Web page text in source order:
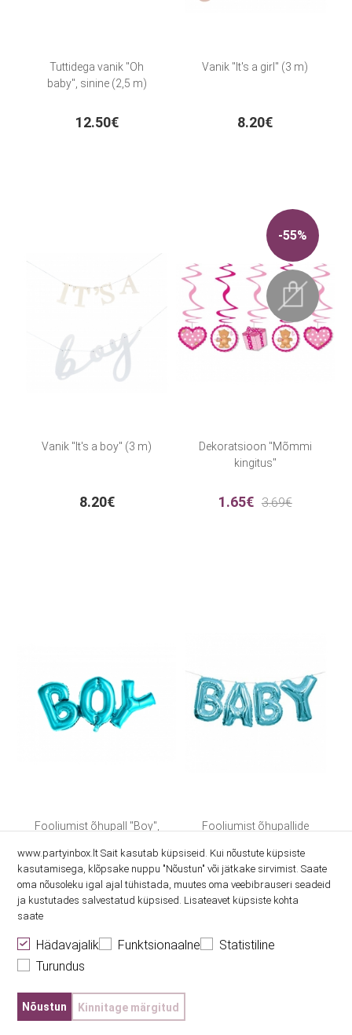
Tuttidega vanik "Oh
baby", sinine (2,5 m)
12.50€
Vanik "It's a girl" (3 m)
8.20€
Vanik "It's a boy" (3 m)
8.20€
-55%
Dekoratsioon "Mõmmi
kingitus"
1.65€ 3.69€
Fooliumist õhupall "Boy",
4.60€
Fooliumist õhupallide
helesinine (35 cm)
8.00€
www.partyinbox.lt Sait kasutab küpsiseid. Kui nõustute küpsiste
kasutamisega, klõpsake nuppu "Nõustun" või jätkake sirvimist. Saate
oma nõusoleku igal ajal tühistada, muutes oma veebibrauseri seadeid
ja kustutades salvestatud küpsised. Lisateavet küpsiste kohta
saate
Hädavajalik Funktsionaalne
Statistiline
Turundus
Nõustun Kinnitage märgitud